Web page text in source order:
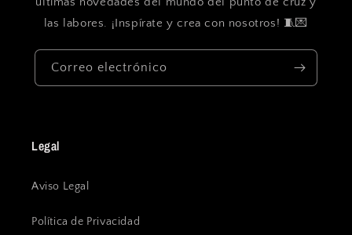
las labores. ¡Inspírate y crea con nosotros! 🧵💌
Correo electrónico
Legal
Aviso Legal
Política de Privacidad